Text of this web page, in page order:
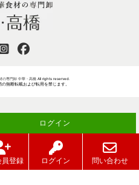
ログイン
が必要です
の専門卸 中華・高橋All rights reserved.
無断転載および転用を禁じます。
員登録 ログイン 問い合わせ